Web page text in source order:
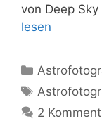
von Deep
le­sen
Kategorien
2